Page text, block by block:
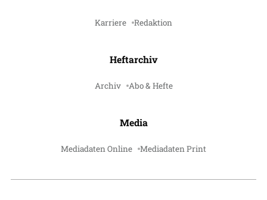
Karriere Redaktion
Heftarchiv
Archiv Abo & Hefte
Media
Mediadaten Online Mediadaten Print